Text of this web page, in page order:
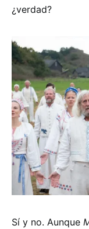
¿verdad?
Sí y no. Aunque